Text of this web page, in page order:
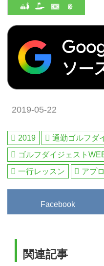
今
と
行
【
ル
ラ
の
【
水
多
沖
イ
ゴ
員
だ
報
ト
フ
2019-05-22
2019 通勤ゴルフダ
ゴルフダイジェスト
一行レッスン
アプ
Facebook
関連記事